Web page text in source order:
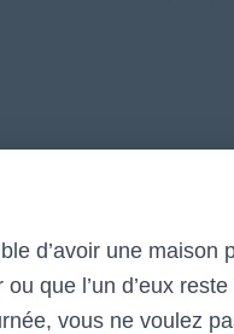
d’avoir une maison
que l’un d’eux
vous ne voulez